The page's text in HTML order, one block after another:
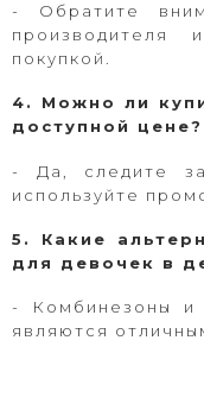
- Обратите
производителя
покупкой.
4. Можно ли
доступной цене?
- Да, следите
используйте
5. Какие
для девочек в
- Комбинезоны и
являются